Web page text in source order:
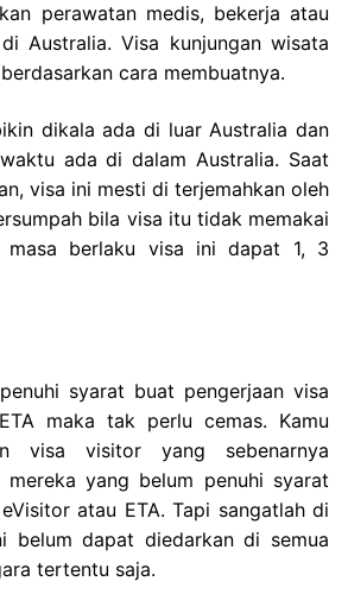
perawatan medis, bekerja atau
Australia. Visa kunjungan wisata
cara membuatnya.
dikala ada di luar Australia dan
ada di dalam Australia. Saat
visa ini mesti di terjemahkan oleh
bila visa itu tidak memakai
masa berlaku visa ini dapat 1, 3
syarat buat pengerjaan visa
maka tak perlu cemas. Kamu
visa visitor yang sebenarnya
mereka yang belum penuhi syarat
atau ETA. Tapi sangatlah di
belum dapat diedarkan di semua
tertentu saja.